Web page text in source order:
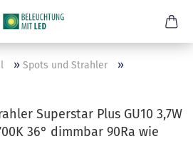
» Spots und Strahler »
Superstar Plus GU10 3,7W
36° dimmbar 90Ra wie